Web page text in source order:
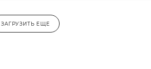
ЗАГРУЗИТЬ ЕЩЕ